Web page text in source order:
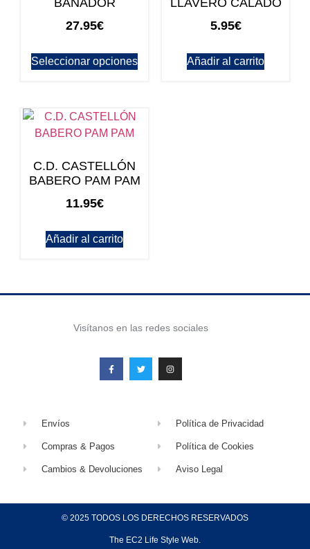
BAÑADOR
27.95€
Seleccionar opciones
LLAVERO CALADO
5.95€
Añadir al carrito
C.D. CASTELLÓN
BABERO PAM PAM
11.95€
Añadir al carrito
Visítanos en las redes sociales
Envíos
Compras & Pagos
Cambios & Devoluciones
Política de Privacidad
Política de Cookies
Aviso Legal
© 2025 TODOS LOS DERECHOS RESERVADOS
The EC2 Life Style Web.